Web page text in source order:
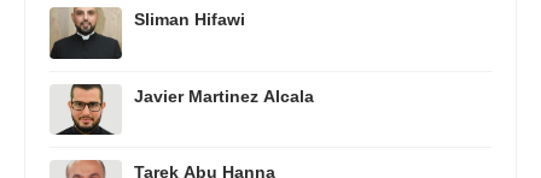
Sliman Hifawi
Javier Martinez Alcala